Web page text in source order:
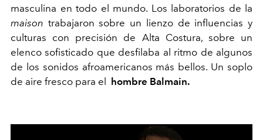
masculina en todo el mundo. Los laboratorios de la
maison trabajaron sobre un lienzo de influencias y
culturas con precisión de Alta Costura, sobre un
elenco sofisticado que desfilaba al ritmo de algunos
de los sonidos afroamericanos más bellos. Un soplo
de aire fresco para el hombre Balmain.